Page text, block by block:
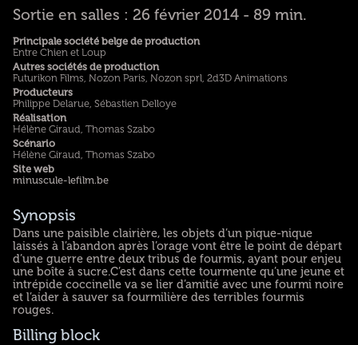
Sortie en salles : 26 février 2014 - 89 min.
Principale société belge de production
Entre Chien et Loup
Autres sociétés de production
Futurikon Films, Nozon Paris, Nozon sprl, 2d3D Animations
Producteurs
Philippe Delarue, Sébastien Delloye
Réalisation
Hélène Giraud, Thomas Szabo
Scénario
Hélène Giraud, Thomas Szabo
Site web
minuscule-lefilm.be
Synopsis
Dans une paisible clairière, les objets d’un pique-nique
laissés à l’abandon après l’orage vont être le point de départ
d’une guerre entre deux tribus de fourmis, ayant pour enjeu
une boîte à sucre.C’est dans cette tourmente qu’une jeune et
intrépide coccinelle va se lier d’amitié avec une fourmi noire
et l’aider à sauver sa fourmilière des terribles fourmis
rouges.
Billing block